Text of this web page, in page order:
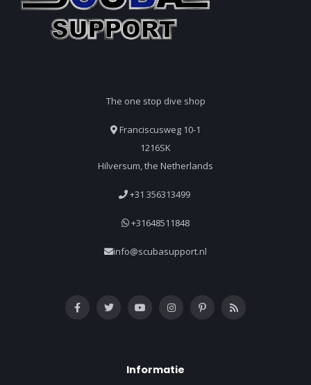
The one stop dive shop
Franciscusweg 10-1
1216SK
Hilversum, the Netherlands
+31 356313499
+31648511848
info@scubasupport.nl
Informatie